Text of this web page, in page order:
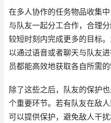
在多人协作的任务物品收集
与队友一起分工合作，合理
较短时刻内完成更多的目标
以通过语音或者聊天与队友
员都能高效地获取各自所需的
除了这些之后，队友的保护
个重要环节。若有队友在敌
可以提供保护，避免敌人干